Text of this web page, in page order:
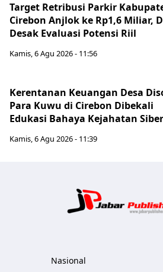
Target Retribusi Parkir
Cirebon Anjlok ke Rp1,6 Miliar,
Desak Evaluasi Potensi Riil
Kamis, 6 Agu 2026 - 11:56
Kerentanan Keuangan Desa
Para Kuwu di Cirebon Dibekali
Edukasi Bahaya Kejahatan Siber
Kamis, 6 Agu 2026 - 11:39
Nasional